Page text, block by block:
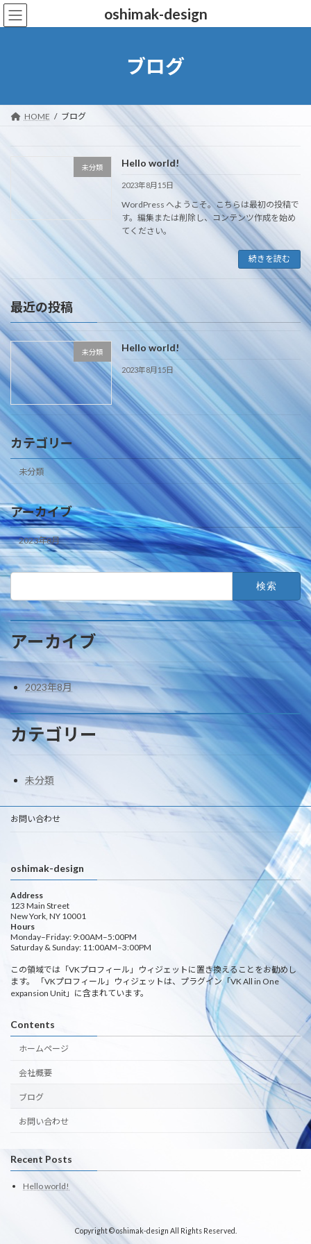
コ
ン
キ
ナ
ビ
に
oshimak-design
ブログ
HOME ブログ
未分類 Hello world!
2023年8月15日
WordPress へようこそ。こちらは最初の投稿で
す。編集または削除し、コンテンツ作成を始め
てください。
続きを読む
最近の投稿
未分類 Hello world!
2023年8月15日
カテゴリー
未分類
アーカイブ
2023年8月
検
索:
アーカイブ
2023年8月
カテゴリー
未分類
お問い合わせ
oshimak-design
Address
123 Main Street
New York, NY 10001
Hours
Monday–Friday: 9:00AM–5:00PM
Saturday & Sunday: 11:00AM–3:00PM
この領域では「VKプロフィール」ウィジェットに置き換えることをお勧めし
ます。 「VKプロフィール」ウィジェットは、プラグイン「VK All in One
expansion Unit」に含まれています。
Contents
ホームページ
会社概要
ブログ
お問い合わせ
Recent Posts
Hello world!
Copyright © oshimak-design All Rights Reserved.